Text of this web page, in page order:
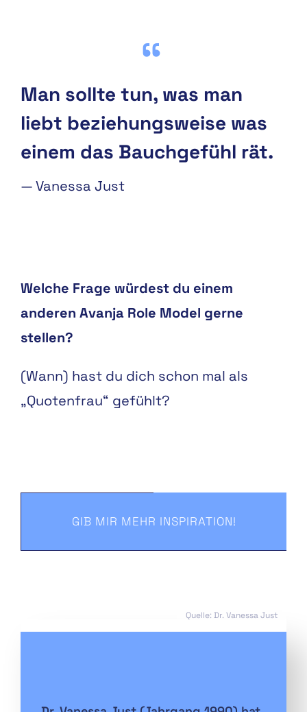
Man sollte tun, was man
liebt beziehungsweise was
einem das Bauchgefühl rät.
—Vanessa Just
Welche Frage würdest du einem
anderen Avanja Role Model gerne
stellen?
(Wann) hast du dich schon mal als
„Quotenfrau“ gefühlt?
GIB MIR MEHR INSPIRATION!
Quelle: Dr. Vanessa Just